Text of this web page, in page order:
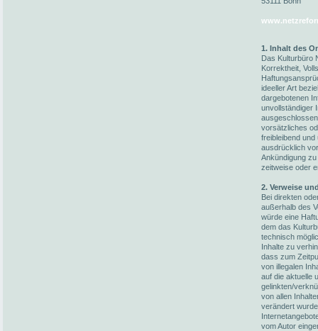
1. Inhalt des
Das Kulturbüro
Korrektheit,
ideeller Art
dargebotenen
unvollständiger
vorsätzliches
freibleibend
ausdrücklich
Ankündigung
zeitweise oder
2. Verweise
Bei direkten
außerhalb des
würde eine
dem das
technisch
Inhalte zu
dass zum
von illegalen
auf die aktuelle
gelinkten/
von allen
verändert
vom Autor